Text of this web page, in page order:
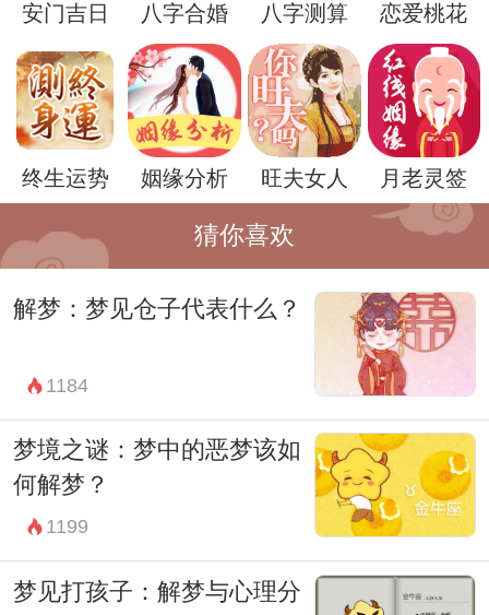
由，因此梦见上塔楼可能代表着梦者内心深
处对自由生活的向往，对束缚和限制的厌
倦。
然而，梦见上塔楼并不总是积极的象征。有
时候，塔楼也可能代表着孤独和隔阂。登上
高塔，意味着与周围的环境隔绝，这可能反
映了梦者在现实生活中感到的孤独或者是与
他人的隔阂。
最后，梦见上塔楼也可能是一种探索内心深
处的过程。在登上高塔的过程中，梦者可能
会面对各种各样的挑战和困难，这反映了内
心深处的冲突和挣扎。通过解读这些梦境，
梦者有机会更加了解自己的内心世界，从而
更好地应对现实生活中的挑战。
总的来说，梦见上塔楼是一种富有象征意义
安门吉日 八字合婚 八字测算 恋爱桃花
终生运势 姻缘分析 旺夫女人 月老灵签
猜你喜欢
解梦：梦见仓子代表什么？
1184
梦境之谜：梦中的恶梦该如
何解梦？
1199
梦见打孩子：解梦与心理分